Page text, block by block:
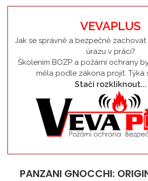
VEVAPLUS
Jak se správně a bezpečně
úrazu v práci?
Školením BOZP a požární ochrany
měla podle zákona projít. Týká
Stačí rozkliknout...
PANZANI GNOCCHI: